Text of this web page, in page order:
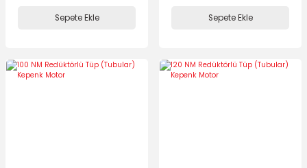
Sepete Ekle Sepete Ekle